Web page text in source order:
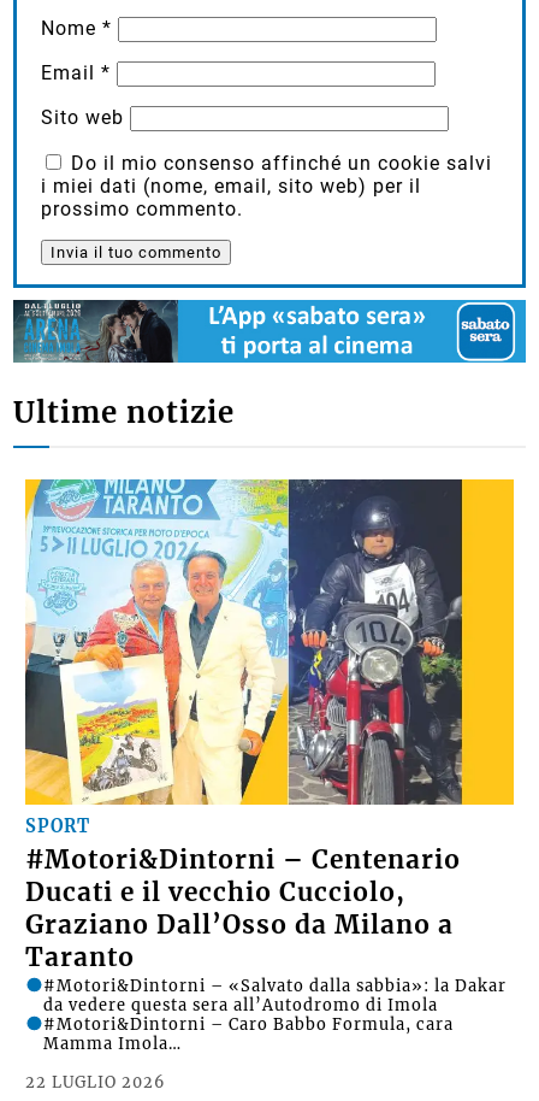
Nome*
Email*
Sito web
Do il mio consenso affinché un cookie salvi
i miei dati (nome, email, sito web) per il
prossimo commento.
Ultime notizie
SPORT
#Motori&Dintorni – Centenario
Ducati e il vecchio Cucciolo,
Graziano Dall’Osso da Milano a
Taranto
22 LUGLIO 2026
#Motori&Dintorni – «Salvato dalla sabbia»: la Dakar
da vedere questa sera all’Autodromo di Imola
#Motori&Dintorni – Caro Babbo Formula, cara
Mamma Imola…